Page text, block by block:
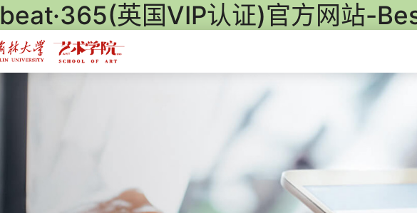
beat·365(英国VIP认证)官方网站-